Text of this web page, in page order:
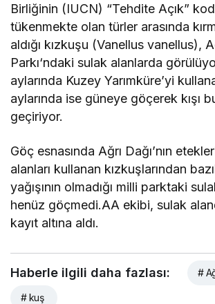
Birliğinin (IUCN) “Tehdite Açık”
tükenmekte olan türler arasında
aldığı kızkuşu (Vanellus vanellus),
Parkı‘ndaki sulak alanlarda
aylarında Kuzey Yarımküre’yi
aylarında ise güneye göçerek kışı
geçiriyor.
Göç esnasında Ağrı Dağı’nın
alanları kullanan kızkuşlarından
yağışının olmadığı milli parktaki
henüz göçmedi.AA ekibi, sulak
kayıt altına aldı.
Haberle ilgili daha fazlası: #
# kuş